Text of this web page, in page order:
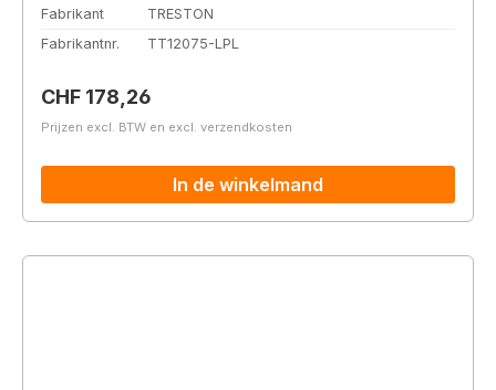
Fabrikant
TRESTON
Fabrikantnr.
TT12075-LPL
Normale prijs:
CHF 178,26
Prijzen excl. BTW en excl. verzendkosten
In de winkelmand